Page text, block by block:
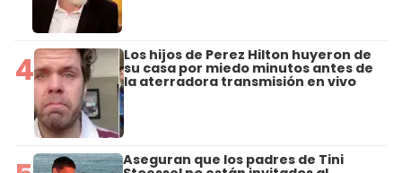
4 Los hijos de Perez Hilton huyeron de
su casa por miedo minutos antes de
la aterradora transmisión en vivo
Aseguran que los padres de Tini